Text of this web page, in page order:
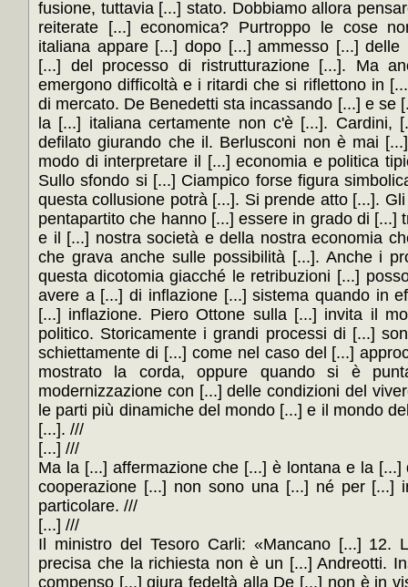
fusione, tuttavia [...] stato. Dobbiamo allora
reiterate [...] economica? Purtroppo le cose
italiana appare [...] dopo [...] ammesso [...]
[...] del processo di ristrutturazione [...]. Ma
emergono difficoltà e i ritardi che si riflettono in
di mercato. De Benedetti sta incassando [...] e se
la [...] italiana certamente non c'è [...]. Cardini,
defilato giurando che il. Berlusconi non è mai
modo di interpretare il [...] economia e politica
Sullo sfondo si [...] Ciampico forse figura
questa collusione potrà [...]. Si prende atto [...].
pentapartito che hanno [...] essere in grado di [...]
e il [...] nostra società e della nostra economia
che grava anche sulle possibilità [...]. Anche i
questa dicotomia giacché le retribuzioni [...]
avere a [...] di inflazione [...] sistema quando in
[...] inflazione. Piero Ottone sulla [...] invita il
politico. Storicamente i grandi processi di [...]
schiettamente di [...] come nel caso del [...]
mostrato la corda, oppure quando si è
modernizzazione con [...] delle condizioni del
le parti più dinamiche del mondo [...] e il mondo
[...]. ///
[...] ///
Ma la [...] affermazione che [...] è lontana e la
cooperazione [...] non sono una [...] né per [...]
particolare. ///
[...] ///
Il ministro del Tesoro Carli: «Mancano [...] 12.
precisa che la richiesta non è un [...] Andreotti.
compenso [...] giura fedeltà alla De [...] non è in